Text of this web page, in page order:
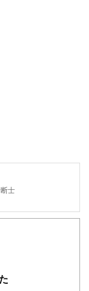
士
談ねっと認定FP
を12年経験。ビジネ
等、裏方を担当。マ
ネス」では資格を有
人生のやり直し』を